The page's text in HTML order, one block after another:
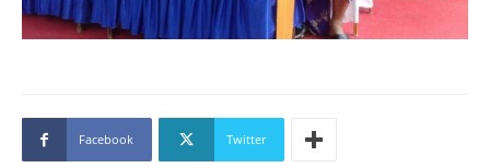
Facebook Twitter